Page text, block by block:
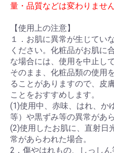
量・品質などは変わりませ
【使用上の注意】
１．お肌に異常が生じてい
ください。化粧品がお肌に
な場合には、使用を中止し
そのまま、化粧品類の使用
ることがありますので、皮
ことをおすすめします。
(1)使用中、赤味、はれ、か
等）や黒ずみ等の異常があ
(2)使用したお肌に、直射日
常があらわれた場合。
2．傷やはれもの、しっし